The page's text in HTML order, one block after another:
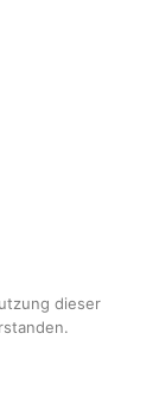
dieser